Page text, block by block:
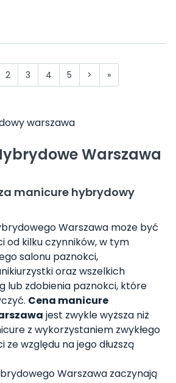
2 3 4 5 > »
Warszawa
manicure hybrydowy
Warszawa może być
od kilku czynników, w tym
salonu paznokci,
oraz wszelkich
lub zdobienia paznokci, które
Cena manicure
jest zwykle wyższa niż
z wykorzystaniem zwykłego
ze względu na jego dłuższą
Warszawa zaczynają